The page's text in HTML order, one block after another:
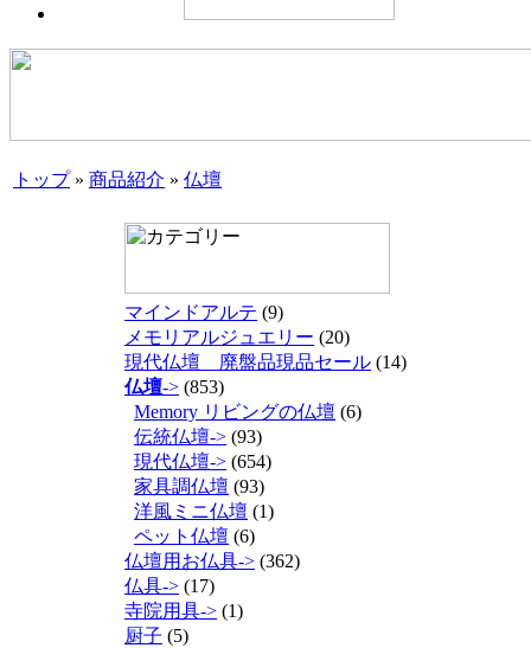
トップ» 商品紹介 » 仏壇
マインドアルテ (9)
メモリアルジュエリー (20)
現代仏壇 廃盤品現品セール (14)
仏壇-> (853)
Memory リビングの仏壇 (6)
伝統仏壇-> (93)
現代仏壇-> (654)
家具調仏壇 (93)
洋風ミニ仏壇 (1)
ペット仏壇 (6)
仏壇用お仏具-> (362)
仏具-> (17)
寺院用具-> (1)
厨子 (5)